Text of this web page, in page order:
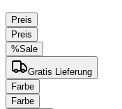
Preis
Preis
%Sale
Gratis Lieferung
Farbe
Farbe